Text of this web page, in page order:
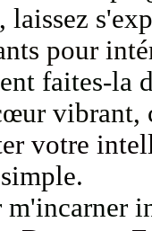
laissez
pour
faites-la
votre
m'incarner